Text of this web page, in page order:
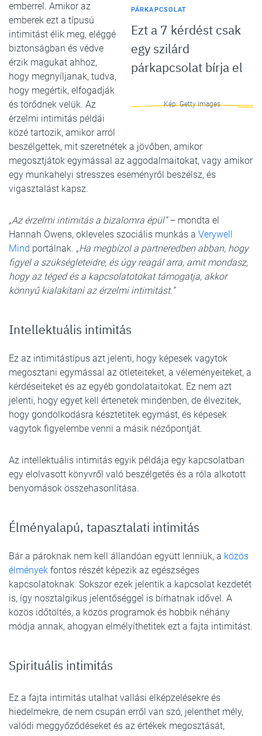
PÁRKAPCSOLAT
Ezt a 7 kérdést csak
egy szilárd
párkapcsolat bírja el
Kép: Getty Images
emberrel. Amikor az
emberek ezt a típusú
intimitást élik meg, eléggé
biztonságban és védve
érzik magukat ahhoz,
hogy megnyíljanak, tudva,
hogy megértik, elfogadják
és törődnek velük. Az
érzelmi intimitás példái
közé tartozik, amikor arról
beszélgettek, mit szeretnétek a jövőben, amikor
megosztjátok egymással az aggodalmaitokat, vagy amikor
egy munkahelyi stresszes eseményről beszélsz, és
vigasztalást kapsz.
„Az érzelmi intimitás a bizalomra épül”– mondta el
Hannah Owens, okleveles szociális munkás a Verywell
Mind portálnak. „Ha megbízol a partneredben abban, hogy
figyel a szükségleteidre, és úgy reagál arra, amit mondasz,
hogy az téged és a kapcsolatotokat támogatja, akkor
könnyű kialakítani az érzelmi intimitást.”
Intellektuális intimitás
Ez az intimitástípus azt jelenti, hogy képesek vagytok
megosztani egymással az ötleteiteket, a véleményeiteket, a
kérdéseiteket és az egyéb gondolataitokat. Ez nem azt
jelenti, hogy egyet kell értenetek mindenben, de élvezitek,
hogy gondolkodásra késztetitek egymást, és képesek
vagytok figyelembe venni a másik nézőpontját.
Az intellektuális intimitás egyik példája egy kapcsolatban
egy elolvasott könyvről való beszélgetés és a róla alkotott
benyomások összehasonlítása.
Élményalapú, tapasztalati intimitás
Bár a pároknak nem kell állandóan együtt lenniük, a közös
élmények fontos részét képezik az egészséges
kapcsolatoknak. Sokszor ezek jelentik a kapcsolat kezdetét
is, így nosztalgikus jelentőséggel is bírhatnak idővel. A
közös időtöltés, a közös programok és hobbik néhány
módja annak, ahogyan elmélyíthetitek ezt a fajta intimitást.
Spirituális intimitás
Ez a fajta intimitás utalhat vallási elképzelésekre és
hiedelmekre, de nem csupán erről van szó, jelenthet mély,
valódi meggyőződéseket és az értékek megosztását,